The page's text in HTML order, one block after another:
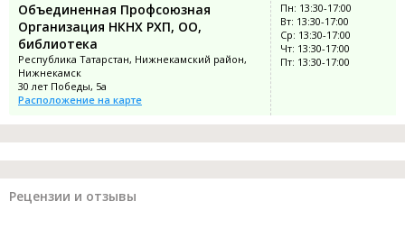
Объединенная Профсоюзная
Организация НКНХ РХП, ОО,
библиотека
Республика Татарстан, Нижнекамский район,
Нижнекамск
30 лет Победы, 5а
Расположение на карте
Пн: 13:30-17:00
Вт: 13:30-17:00
Ср: 13:30-17:00
Чт: 13:30-17:00
Пт: 13:30-17:00
Рецензии и отзывы